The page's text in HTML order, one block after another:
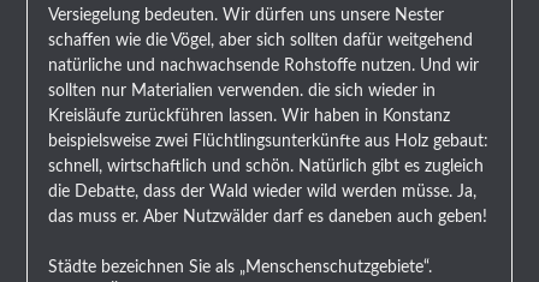
Versiegelung bedeuten. Wir dürfen uns unsere Nester
schaffen wie die Vögel, aber sich sollten dafür weitgehend
natürliche und nachwachsende Rohstoffe nutzen. Und wir
sollten nur Materialien verwenden. die sich wieder in
Kreisläufe zurückführen lassen. Wir haben in Konstanz
beispielsweise zwei Flüchtlingsunterkünfte aus Holz gebaut:
schnell, wirtschaftlich und schön. Natürlich gibt es zugleich
die Debatte, dass der Wald wieder wild werden müsse. Ja,
das muss er. Aber Nutzwälder darf es daneben auch geben!
Städte bezeichnen Sie als „Menschenschutzgebiete“.